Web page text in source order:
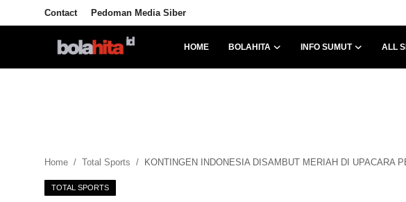
Contact Pedoman Media Siber
HOME BOLAHITA INFO SUMUT ALL
All Sports
Home Total Sports KONTINGEN INDONESIA DISAMBUT MERIAH DI UPACARA
TOTAL SPORTS